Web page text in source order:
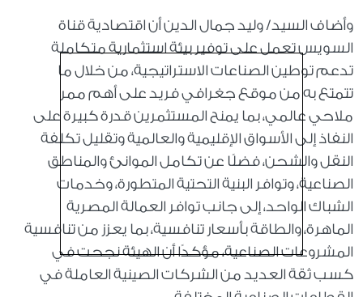
وأضاف السيد/ وليد جمال الدين أن اقتصادية قناة
السويس تعمل على توفير بيئة استثمارية متكاملة
تدعم توطين الصناعات الاستراتيجية، من خلال ما
تتمتع به من موقع جغرافي فريد على أهم ممر
ملاحي عالمي، بما يمنح المستثمرين قدرة كبيرة على
النفاذ إلى الأسواق الإقليمية والعالمية وتقليل تكلفة
النقل والشحن، فضلًا عن تكامل الموانئ والمناطق
الصناعية، وتوافر البنية التحتية المتطورة، وخدمات
الشباك الواحد، إلى جانب توافر العمالة المصرية
الماهرة، والطاقة بأسعار تنافسية، بما يعزز من تنافسية
المشروعات الصناعية، مؤكدًا أن الهيئة نجحت في
كسب ثقة العديد من الشركات الصينية العاملة في